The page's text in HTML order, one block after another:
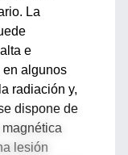
La
e
en algunos
radiación y,
dispone de
lesión